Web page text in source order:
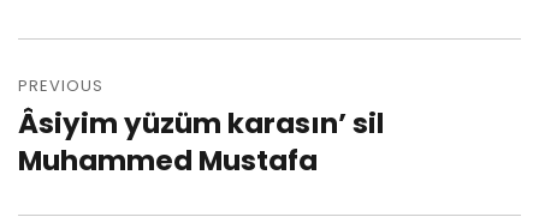
Post
navigation
PREVIOUS
Previous
post:
Âsiyim yüzüm karasın’ sil
Muhammed Mustafa